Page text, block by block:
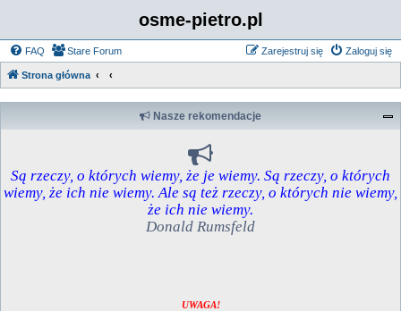
osme-pietro.pl
FAQ Zaloguj się
Zarejestruj się
Stare Forum
Strona główna
Nasze rekomendacje
Są rzeczy, o których wiemy, że je wiemy. Są rzeczy, o których
wiemy, że ich nie wiemy. Ale są też rzeczy, o których nie wiemy,
że ich nie wiemy.
Donald Rumsfeld
UWAGA!